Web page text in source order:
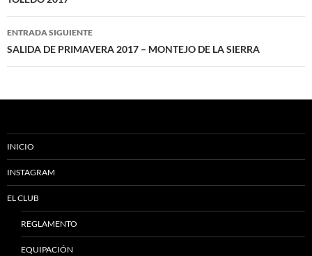
entradas
ENTRADA SIGUIENTE
SALIDA DE PRIMAVERA 2017 – MONTEJO DE LA SIERRA
INICIO
INSTAGRAM
EL CLUB
REGLAMENTO
EQUIPACIÓN